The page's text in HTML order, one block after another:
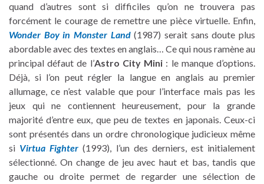
quand d’autres sont si difficiles qu’on ne trouvera pas
forcément le courage de remettre une pièce virtuelle. Enfin,
Wonder Boy in Monster Land(1987) serait sans doute plus
abordable avec des textes en anglais… Ce qui nous ramène au
principal défaut de l’Astro City Mini : le manque d’options.
Déjà, si l’on peut régler la langue en anglais au premier
allumage, ce n’est valable que pour l’interface mais pas les
jeux qui ne contiennent heureusement, pour la grande
majorité d’entre eux, que peu de textes en japonais. Ceux-ci
sont présentés dans un ordre chronologique judicieux même
si Virtua Fighter (1993), l’un des derniers, est initialement
sélectionné. On change de jeu avec haut et bas, tandis que
gauche ou droite permet de regarder une sélection de